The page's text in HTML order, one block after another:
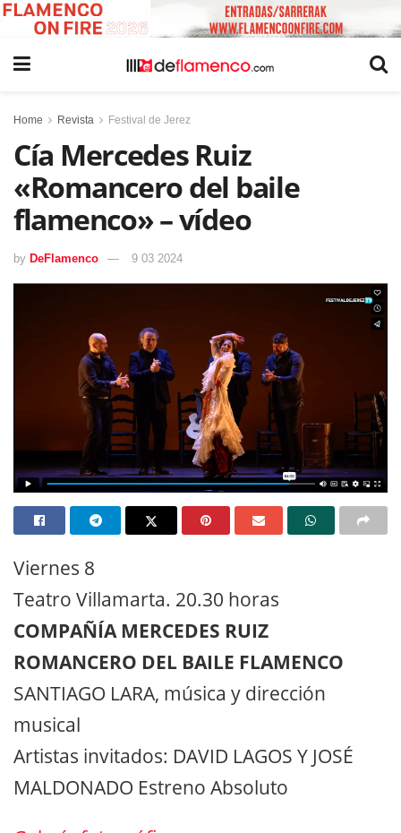
Home Revista Festival de Jerez
Cía Mercedes Ruiz
«Romancero del baile
flamenco» – vídeo
by DeFlamenco 9 03 2024
Viernes 8
Teatro Villamarta. 20.30 horas
COMPAÑÍA MERCEDES RUIZ
ROMANCERO DEL BAILE FLAMENCO
SANTIAGO LARA, música y dirección
musical
Artistas invitados: DAVID LAGOS Y JOSÉ
MALDONADO Estreno Absoluto